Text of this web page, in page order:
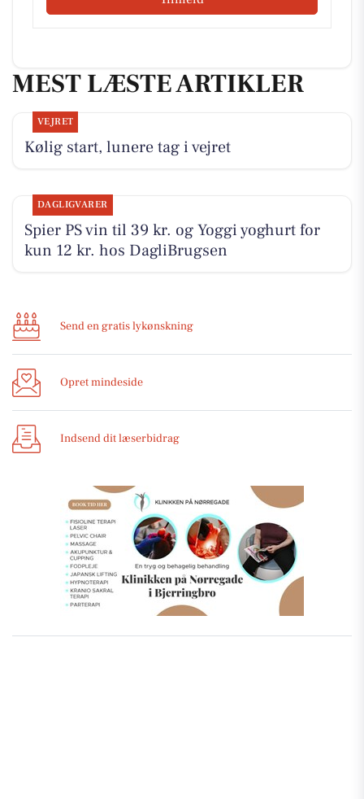
MEST LÆSTE ARTIKLER
VEJRET
Kølig start, lunere tag i vejret
DAGLIGVARER
Spier PS vin til 39 kr. og Yoggi yoghurt for
kun 12 kr. hos DagliBrugsen
Send en gratis lykønskning
Opret mindeside
Indsend dit læserbidrag